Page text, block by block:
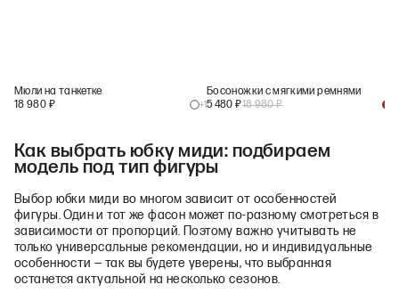
Мюли на танкетке
18 980 ₽ +1
Босоножки с мягкими ремнями
5 480 ₽18 980₽
Как выбрать юбку миди: подбираем
модель под тип фигуры
Выбор юбки миди во многом зависит от особенностей
фигуры. Один и тот же фасон может по-разному смотреться в
зависимости от пропорций. Поэтому важно учитывать не
только универсальные рекомендации, но и индивидуальные
особенности — так вы будете уверены, что выбранная
останется актуальной на несколько сезонов.